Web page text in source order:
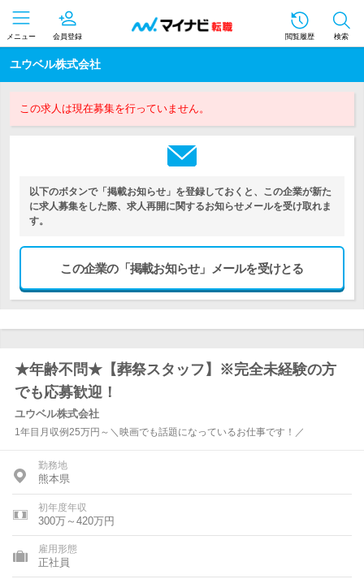
メニュー 会員登録 閲覧履歴 検索
ユウベル株式会社
この求人は現在募集を行っていません。
以下のボタンで「掲載お知らせ」を登録しておくと、この企業が新た
に求人募集をした際、求人再開に関するお知らせメールを受け取れま
す。
この企業の「掲載お知らせ」メールを受けとる
★年齢不問★【葬祭スタッフ】※完全未経験の方
でも応募歓迎！
ユウベル株式会社
1年目月収例25万円～＼映画でも話題になっているお仕事です！／
勤務地
熊本県
初年度年収
300万～420万円
雇用形態
正社員